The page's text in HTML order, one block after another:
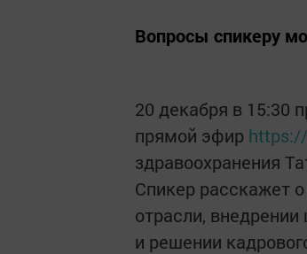
Вопросы спикеру
20 декабря в 15:30
прямой эфир
здравоохранения
Спикер расскажет
отрасли,
и решении